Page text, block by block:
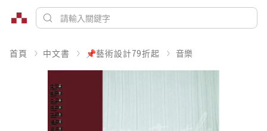
首頁 中文書 📌藝術設計79折起 音樂